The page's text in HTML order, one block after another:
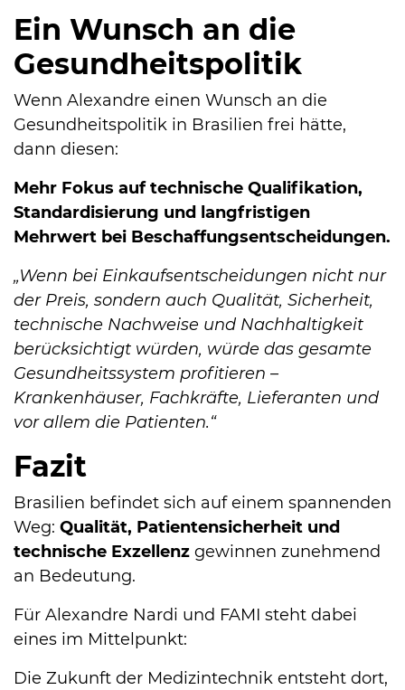
Ein Wunsch an die
Gesundheitspolitik
Wenn Alexandre einen Wunsch an die
Gesundheitspolitik in Brasilien frei hätte,
dann diesen:
Mehr Fokus auf technische Qualifikation,
Standardisierung und langfristigen
Mehrwert bei Beschaffungsentscheidungen.
„Wenn bei Einkaufsentscheidungen nicht nur
der Preis, sondern auch Qualität, Sicherheit,
technische Nachweise und Nachhaltigkeit
berücksichtigt würden, würde das gesamte
Gesundheitssystem profitieren –
Krankenhäuser, Fachkräfte, Lieferanten und
vor allem die Patienten.“
Fazit
Brasilien befindet sich auf einem spannenden
Weg: Qualität, Patientensicherheit und
technische Exzellenz gewinnen zunehmend
an Bedeutung.
Für Alexandre Nardi und FAMI steht dabei
eines im Mittelpunkt:
Die Zukunft der Medizintechnik entsteht dort,